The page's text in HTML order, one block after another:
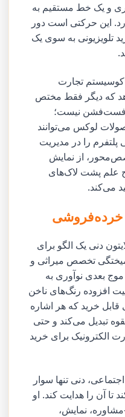
و یک خط مستقیم به
این حرکتی است دور
تلویزیونی به سوی یک
اکوسیستم تجارت
که دیگر فقط مختص
فست‌فشن نیست؛
لوکس می‌توانند
پلتفرم را در مدیریت
از نمایش
علم پشت لاک‌های
می‌کند.
خرده‌فروشی
دنی یک الگو برای
تخصص میراثی و
بعدی نوآوری به
افزوده رنگ‌های ناخن
خرید که هر اشاره
تبدیل می‌کند و حتی
الکترونیک برای خرید
دنی تنها سوار
آن را هدایت کند. او
نمایش،